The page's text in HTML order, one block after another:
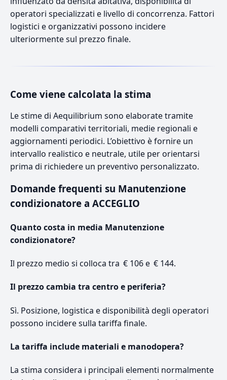
operatori specializzati e livello di concorrenza. Fattori
logistici e organizzativi possono incidere
ulteriormente sul prezzo finale.
Come viene calcolata la stima
Le stime di Aequilibrium sono elaborate tramite
modelli comparativi territoriali, medie regionali e
aggiornamenti periodici. L’obiettivo è fornire un
intervallo realistico e neutrale, utile per orientarsi
prima di richiedere un preventivo personalizzato.
Domande frequenti su Manutenzione
condizionatore a ACCEGLIO
Quanto costa in media Manutenzione
condizionatore?
Il prezzo medio si colloca tra € 106 e € 144.
Il prezzo cambia tra centro e periferia?
Sì. Posizione, logistica e disponibilità degli operatori
possono incidere sulla tariffa finale.
La tariffa include materiali e manodopera?
La stima considera i principali elementi normalmente